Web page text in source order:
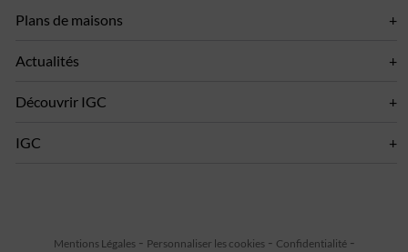
Plans de maisons
Actualités
Découvrir IGC
IGC
Mentions Légales Personnaliser les cookies Confidentialité